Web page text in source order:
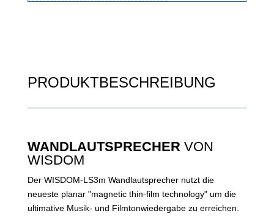
PRODUKTBESCHREIBUNG
WANDLAUTSPRECHER VON
WISDOM
Der WISDOM-LS3m Wandlautsprecher nutzt die
neueste planar "magnetic thin-film technology" um die
ultimative Musik- und Filmtonwiedergabe zu erreichen.